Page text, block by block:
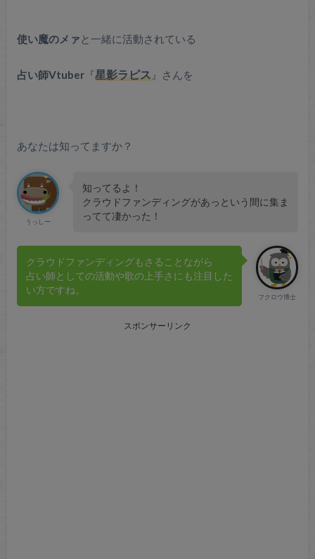
使い魔のメァと一緒に活動されている
占い師Vtuber『星影ラピス』さんを
あなたは知ってますか？
うっしー
知ってるよ！
クラウドファンディングがあっという間に集ま
ってて凄かった！
フクロウ博士
クラウドファンディングもさることながら
占い師としての活動や歌の上手さにも注目した
い方ですね。
スポンサーリンク